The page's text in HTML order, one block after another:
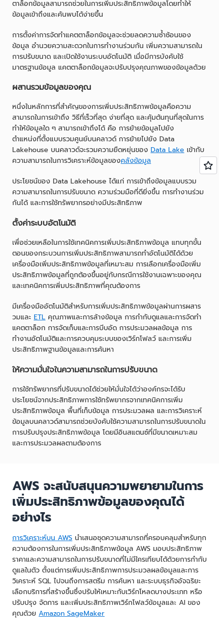
ตาล็อกข้อมูลสามารถช่วยในการเพิ่มประสิทธิภาพข้อมูลโดยทำให้
ข้อมูลเข้าถึงและค้นพบได้ง่ายขึ้น
การตั้งค่าการจัดทำแคตตาล็อกข้อมูลจะช่วยลดความซ้ำซ้อนของ
ข้อมูล อำนวยความสะดวกในการทำงานร่วมกัน เพิ่มความสามารถใน
การปรับขนาด และเปิดใช้งานระบบอัตโนมัติ เมื่อมีการบังคับใช้
มาตรฐานข้อมูล แคตตาล็อกข้อมูลจะปรับปรุงคุณภาพของข้อมูลด้วย
ผสานรวมข้อมูลของคุณ
หนึ่งในหลักการที่สำคัญของการเพิ่มประสิทธิภาพข้อมูลคือความ
สามารถในการเข้าถึง วิธีที่เร็วที่สุด ง่ายที่สุด และคุ้มต้นทุนที่สุดในการ
ทำให้ข้อมูลใด ๆ สามารถเข้าถึงได้ คือ การย้ายข้อมูลไปยัง
ตำแหน่งที่ตั้งแบบรวมศูนย์บนคลาวด์ การย้ายไปยัง Data
Lakehouse บนคลาวด์จะรวมความยืดหยุ่นของ Data Lake เข้ากับ
ความสามารถในการวิเคราะห์ข้อมูลของคลังข้อมูล
ประโยชน์ของ Data Lakehouse ได้แก่ การเข้าถึงข้อมูลแบบรวม
ความสามารถในการปรับขนาด ความร่วมมือที่ดียิ่งขึ้น การทำงานร่วม
กันได้ และการใช้ทรัพยากรอย่างมีประสิทธิภาพ
ตั้งค่าระบบอัตโนมัติ
เพื่อช่วยเหลือในการใช้เทคนิคการเพิ่มประสิทธิภาพข้อมูล แทบทุกขั้น
ตอนของกระบวนการเพิ่มประสิทธิภาพสามารถทำอัตโนมัติได้ด้วย
เครื่องมือเพิ่มประสิทธิภาพข้อมูลที่เหมาะสม การเลือกเครื่องมือเพิ่ม
ประสิทธิภาพข้อมูลที่ถูกต้องขึ้นอยู่กับกรณีการใช้งานเฉพาะของคุณ
และเทคนิคการเพิ่มประสิทธิภาพที่คุณต้องการ
มีเครื่องมืออัตโนมัติสำหรับการเพิ่มประสิทธิภาพข้อมูลผ่านการผสาร
วมและ ETL คุณภาพและการล้างข้อมูล การกำกับดูแลและการจัดทำ
แคตตาล็อก การจัดเก็บและการบีบอัด การประมวลผลข้อมูล การ
ทำงานอัตโนมัติและการควบคุมระบบของเวิร์กโฟลว์ และการเพิ่ม
ประสิทธิภาพฐานข้อมูลและการค้นหา
ให้ความมั่นใจในความสามารถในการปรับขนาด
การใช้ทรัพยากรที่ปรับขนาดได้ช่วยให้มั่นใจได้ว่าองค์กรจะได้รับ
ประโยชน์จากประสิทธิภาพการใช้ทรัพยากรจากเทคนิคการเพิ่ม
ประสิทธิภาพข้อมูล พื้นที่เก็บข้อมูล การประมวลผล และการวิเคราะห์
ข้อมูลบนคลาวด์สามารถช่วยบังคับใช้ความสามารถในการปรับขนาดใน
การปรับปรุงประสิทธิภาพข้อมูล โดยมีอินสแตนซ์ที่มีขนาดเหมาะสม
และการประมวลผลตามต้องการ
AWS จะสนับสนุนความพยายามในการ
เพิ่มประสิทธิภาพข้อมูลของคุณได้
อย่างไร
การวิเคราะห์บน AWS นำเสนอชุดความสามารถที่ครอบคลุมสำหรับทุก
ความต้องการในการเพิ่มประสิทธิภาพข้อมูล AWS มอบประสิทธิภาพ
ราคาและความสามารถในการปรับขนาดที่ไม่มีใครเทียบได้ด้วยการกำกับ
ดูแลในตัว ตั้งแต่การเพิ่มประสิทธิภาพการประมวลผลข้อมูลและการ
วิเคราะห์ SQL ไปจนถึงการสตรีม การค้นหา และระบบธุรกิจอัจฉริยะ
เลือกบริการที่สร้างขึ้นซึ่งปรับให้เหมาะกับเวิร์กโหลดบางประเภท หรือ
ปรับปรุง จัดการ และเพิ่มประสิทธิภาพเวิร์กโฟลว์ข้อมูลและ AI ของ
คุณด้วย Amazon SageMaker